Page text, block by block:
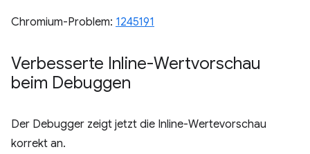
Chromium-Problem: 1245191
Verbesserte Inline-Wertvorschau
beim Debuggen
Der Debugger zeigt jetzt die Inline-Wertevorschau
korrekt an.